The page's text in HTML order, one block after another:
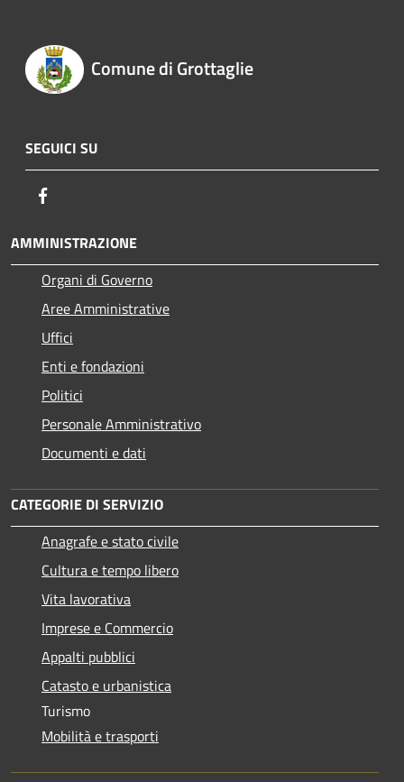
Comune di Grottaglie
SEGUICI SU
AMMINISTRAZIONE
Organi di Governo
Aree Amministrative
Uffici
Enti e fondazioni
Politici
Personale Amministrativo
Documenti e dati
CATEGORIE DI SERVIZIO
Anagrafe e stato civile
Cultura e tempo libero
Vita lavorativa
Imprese e Commercio
Appalti pubblici
Catasto e urbanistica
Turismo
Mobilità e trasporti